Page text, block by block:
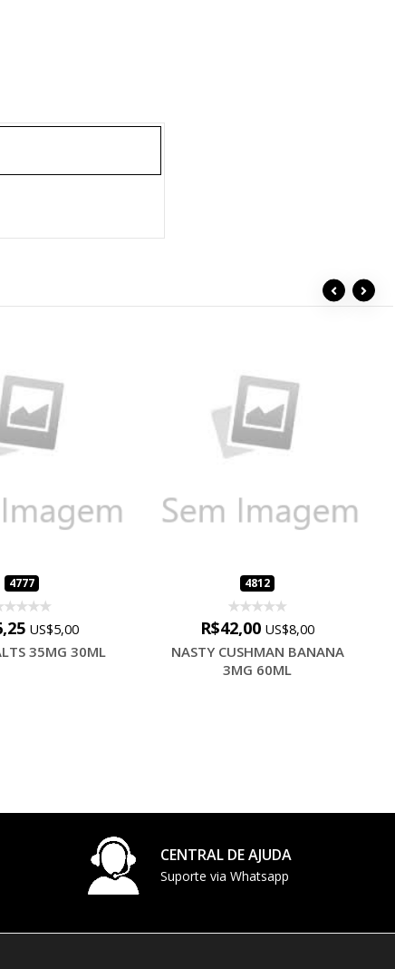
4777
US$5,00
35MG 30ML
4812
R$42,00 US$8,00
NASTY CUSHMAN BANANA
3MG 60ML
CENTRAL DE AJUDA
Suporte via Whatsapp